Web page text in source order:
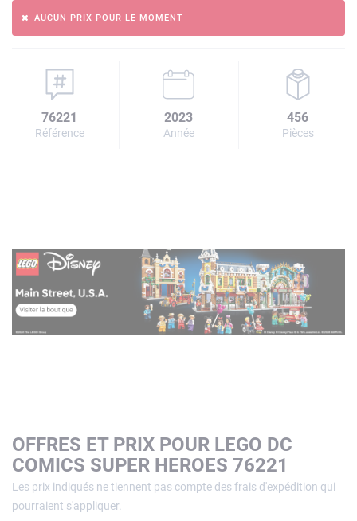
AUCUN PRIX POUR LE MOMENT
76221
Référence
2023
Année
456
Pièces
OFFRES ET PRIX POUR LEGO DC
COMICS SUPER HEROES 76221
Les prix indiqués ne tiennent pas compte des frais d'expédition qui
pourraient s'appliquer.